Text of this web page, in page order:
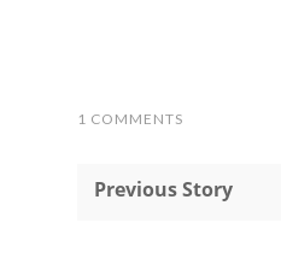
1 COMMENTS
 Previous Story